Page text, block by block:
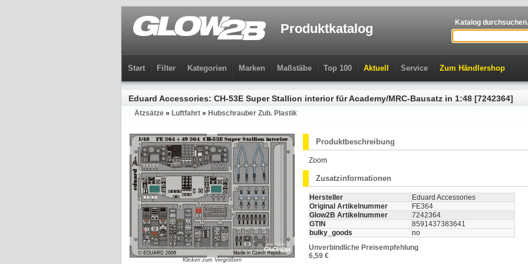
Produktkatalog Katalog
Start Filter Kategorien Marken Maßstäbe Top 100 Aktuell Service Zum Händlershop
Eduard Accessories: CH-53E Super Stallion interior für Academy/MRC-Bausatz in 1:48 [7242364]
Ätzsätze » Luftfahrt » Hubschrauber Zub. Plastik
Klicken zum Vergrößern
Produktbeschreibung
Zoom
Zusatzinformationen
Hersteller
Eduard Accessories
Original Artikelnummer
FE364
Glow2B Artikelnummer
7242364
GTIN
8591437383641
bulky_goods
no
Unverbindliche Preisempfehlung
6,59 €